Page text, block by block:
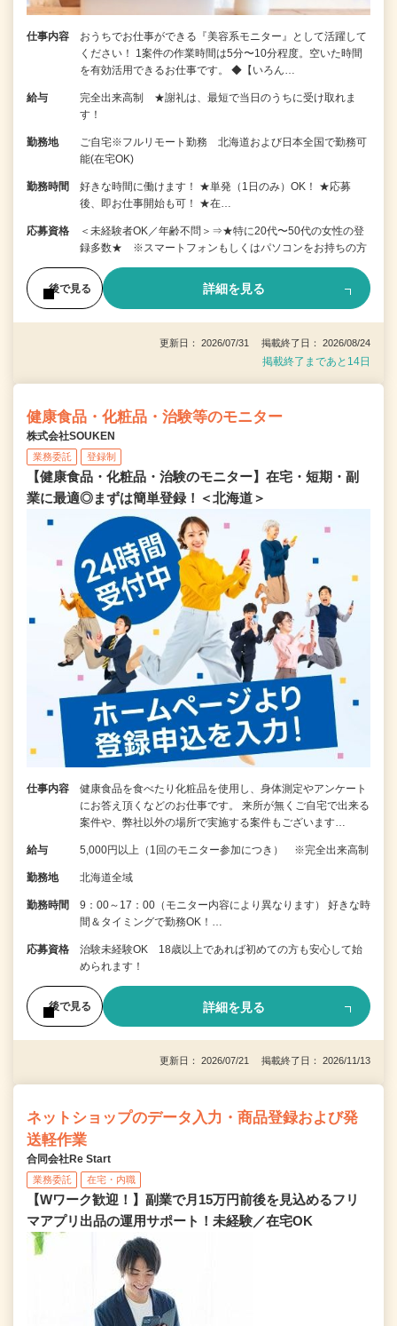
仕事内容
おうちでお仕事ができる『美容系モニター』として活躍して
ください！ 1案件の作業時間は5分〜10分程度。空いた時間
を有効活用できるお仕事です。 ◆【いろん…
給与
完全出来高制 ★謝礼は、最短で当日のうちに受け取れま
す！
勤務地
ご自宅※フルリモート勤務 北海道および日本全国で勤務可
能(在宅OK)
勤務時間
好きな時間に働けます！ ★単発（1日のみ）OK！ ★応募
後、即お仕事開始も可！ ★在…
応募資格
＜未経験者OK／年齢不問＞⇒★特に20代〜50代の女性の登
録多数★ ※スマートフォンもしくはパソコンをお持ちの方
後で見る 詳細を見る
更新日： 2026/07/31 掲載終了日： 2026/08/24
掲載終了まであと14日
健康食品・化粧品・治験等のモニター
株式会社SOUKEN
業務委託 登録制
【健康食品・化粧品・治験のモニター】在宅・短期・副
業に最適◎まずは簡単登録！＜北海道＞
仕事内容
健康食品を食べたり化粧品を使用し、身体測定やアンケート
にお答え頂くなどのお仕事です。 来所が無くご自宅で出来る
案件や、弊社以外の場所で実施する案件もございます…
給与 5,000円以上（1回のモニター参加につき） ※完全出来高制
勤務地 北海道全域
勤務時間
9：00～17：00（モニター内容により異なります） 好きな時
間＆タイミングで勤務OK！…
応募資格
治験未経験OK 18歳以上であれば初めての方も安心して始
められます！
後で見る 詳細を見る
更新日： 2026/07/21 掲載終了日： 2026/11/13
ネットショップのデータ入力・商品登録および発
送軽作業
合同会社Re Start
業務委託 在宅・内職
【Wワーク歓迎！】副業で月15万円前後を見込めるフリ
マアプリ出品の運用サポート！未経験／在宅OK